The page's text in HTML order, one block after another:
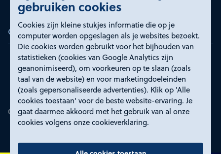
gebruiken cookies
Cookies zijn kleine stukjes informatie die op je
computer worden opgeslagen als je websites bezoekt.
Die cookies worden gebruikt voor het bijhouden van
statistieken (cookies van Google Analytics zijn
geanonimiseerd), om voorkeuren op te slaan (zoals
taal van de website) en voor marketingdoeleinden
(zoals gepersonaliseerde advertenties). Klik op 'Alle
cookies toestaan' voor de beste website-ervaring. Je
gaat daarmee akkoord met het gebruik van al onze
cookies volgens onze cookieverklaring.
Certificeringen